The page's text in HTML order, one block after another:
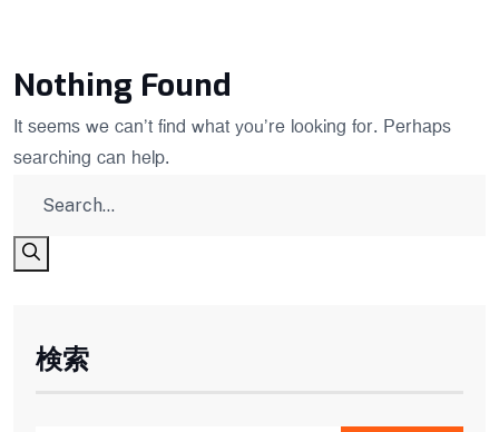
Nothing Found
It seems we can’t find what you’re looking for. Perhaps
searching can help.
検索